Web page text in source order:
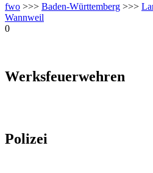
fwo >>> Baden-Württemberg >>>
Wannweil
0
Werksfeuerwehren
Polizei